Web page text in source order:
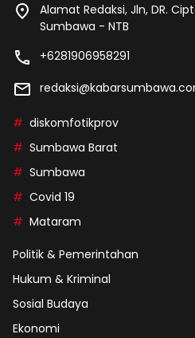
Alamat Redaksi, Jln, DR.
Sumbawa - NTB
+6281906958291
diskomfotikprov
Sumbawa Barat
Sumbawa
Covid 19
Mataram
Politik & Pemerintahan
Hukum & Kriminal
Sosial Budaya
Ekonomi